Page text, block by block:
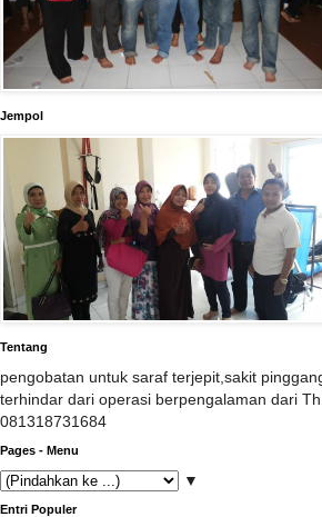
Jempol
Tentang
pengobatan untuk saraf terjepit,sakit
terhindar dari operasi berpengalaman dari
081318731684
Pages - Menu
▼
Entri Populer